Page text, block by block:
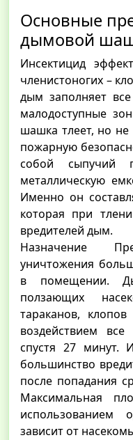
Основные
дымовой
Инсектицид
членистоногих –
дым заполняет
малодоступные
шашка тлеет, но не
пожарную
собой сыпучий
металлическую
Именно он
которая при
вредителей дым.
Назначение
уничтожения
в помещении.
ползающих
тараканов,
воздействием
спустя 27 минут.
большинство
после попадания
Максимальная
зависит от